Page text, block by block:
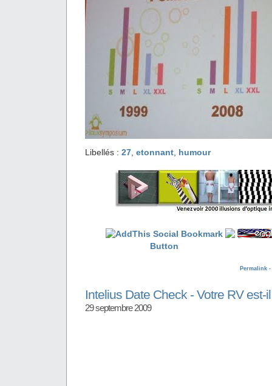
Libellés : 27 etonnant humour
Permalink -
Intelius Date Check - Votre RV est-
29 septembre 2009